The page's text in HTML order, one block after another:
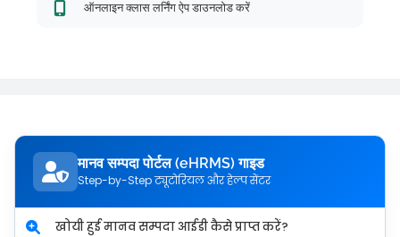
ऑनलाइन क्लास लर्निंग ऐप डाउनलोड करें
मानव सम्पदा पोर्टल (eHRMS) गाइड
Step-by-Step ट्यूटोरियल और हेल्प सेंटर
खोयी हुई मानव सम्पदा आईडी कैसे प्राप्त करें?